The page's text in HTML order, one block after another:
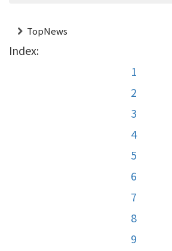
TopNews
Index:
1
2
3
4
5
6
7
8
9